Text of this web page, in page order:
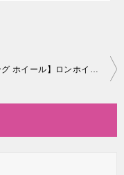
【ロング ホイール】ロンホイ化したAF61トゥデイに『Special Parts Pyoroyuki』を装着！ついに完成か！？【AF61トゥデイ】比較動画あり